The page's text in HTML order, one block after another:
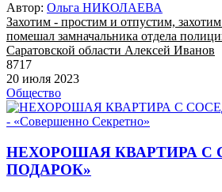
Автор: Ольга НИКОЛАЕВА
Захотим - простим и отпустим,
помешал замначальника отдела
Саратовской области Алексей Иванов
8717
20 июля 2023
Общество
НЕХОРОШАЯ КВАРТИРА С
ПОДАРОК»